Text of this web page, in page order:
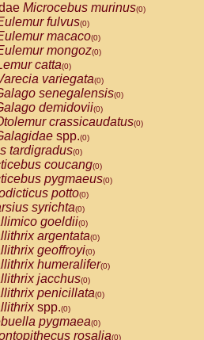
Microcebus murinus(0)
fulvus(0)
macaco(0)
mongoz(0)
catta(0)
variegata(0)
senegalensis(0)
demidovii(0)
crassicaudatus(0)
spp.(0)
tardigradus(0)
coucang(0)
pygmaeus(0)
potto(0)
syrichta(0)
goeldii(0)
argentata(0)
geoffroyi(0)
humeralifer(0)
jacchus(0)
penicillata(0)
spp.(0)
pygmaea(0)
rosalia(0)